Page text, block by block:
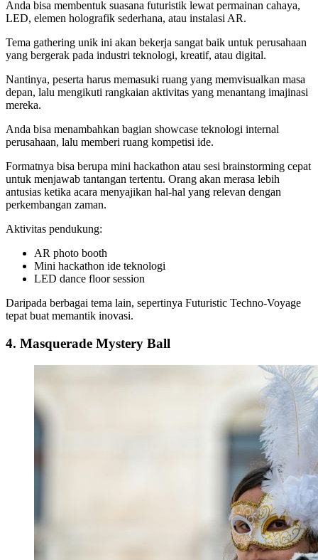
Anda bisa membentuk suasana futuristik lewat permainan cahaya,
LED, elemen holografik sederhana, atau instalasi AR.
Tema gathering unik ini akan bekerja sangat baik untuk perusahaan
yang bergerak pada industri teknologi, kreatif, atau digital.
Nantinya, peserta harus memasuki ruang yang memvisualkan masa
depan, lalu mengikuti rangkaian aktivitas yang menantang imajinasi
mereka.
Anda bisa menambahkan bagian showcase teknologi internal
perusahaan, lalu memberi ruang kompetisi ide.
Formatnya bisa berupa mini hackathon atau sesi brainstorming cepat
untuk menjawab tantangan tertentu. Orang akan merasa lebih
antusias ketika acara menyajikan hal-hal yang relevan dengan
perkembangan zaman.
Aktivitas pendukung:
AR photo booth
Mini hackathon ide teknologi
LED dance floor session
Daripada berbagai tema lain, sepertinya Futuristic Techno-Voyage
tepat buat memantik inovasi.
4. Masquerade Mystery Ball